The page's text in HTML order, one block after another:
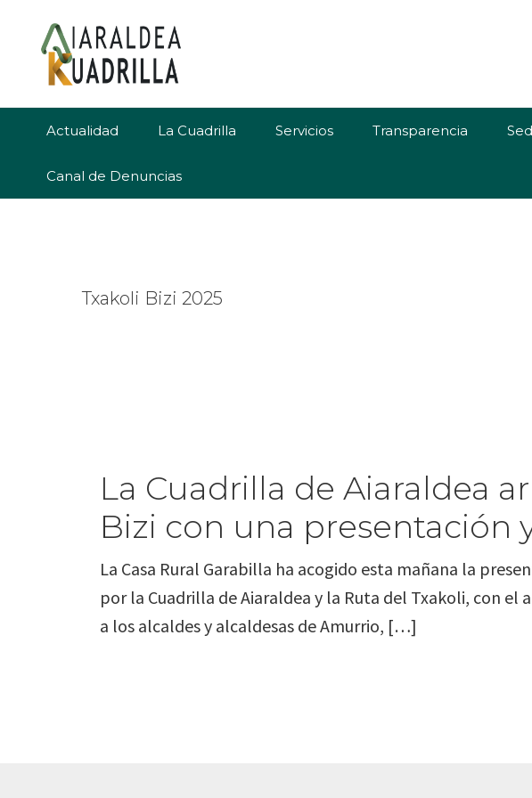
principal
contenido
páginaActualidad La Cuadrilla Servicios Transparencia
Canal de Denuncias
Txakoli Bizi 2025
La Cuadrilla de Aiaraldea
Bizi con una presentación
La Casa Rural Garabilla ha acogido esta mañana la
por la Cuadrilla de Aiaraldea y la Ruta del Txakoli, con el
a los alcaldes y alcaldesas de Amurrio, […]